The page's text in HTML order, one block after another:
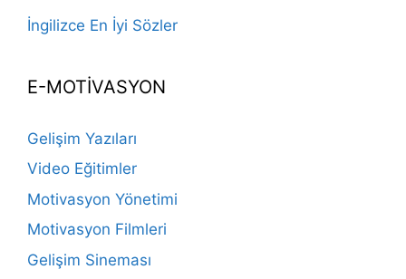
İngilizce En İyi Sözler
E-MOTİVASYON
Gelişim Yazıları
Video Eğitimler
Motivasyon Yönetimi
Motivasyon Filmleri
Gelişim Sineması